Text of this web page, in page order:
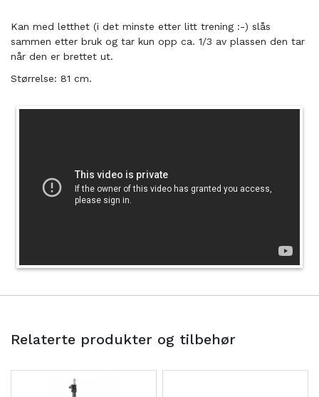
Kan med letthet (i det minste etter litt trening :-) slås
sammen etter bruk og tar kun opp ca. 1/3 av plassen den tar
når den er brettet ut.
Størrelse: 81 cm.
Relaterte produkter og tilbehør